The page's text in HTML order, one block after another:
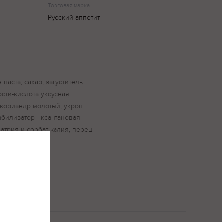
Торговая марка
Русский аппетит
сахар, загуститель
кислота уксусная
молотый, укроп
- ксантановая
и сорбат калия, перец